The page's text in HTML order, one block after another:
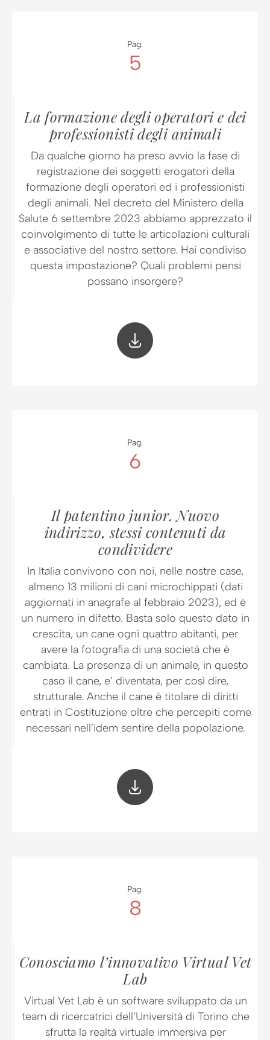
Pag.
5
La formazione degli operatori e dei
professionisti degli animali
Da qualche giorno ha preso avvio la fase di
registrazione dei soggetti erogatori della
formazione degli operatori ed i professionisti
degli animali. Nel decreto del Ministero della
Salute 6 settembre 2023 abbiamo apprezzato il
coinvolgimento di tutte le articolazioni culturali
e associative del nostro settore. Hai condiviso
questa impostazione? Quali problemi pensi
possano insorgere?
Pag.
6
Il patentino junior. Nuovo
indirizzo, stessi contenuti da
condividere
In Italia convivono con noi, nelle nostre case,
almeno 13 milioni di cani microchippati (dati
aggiornati in anagrafe al febbraio 2023), ed è
un numero in difetto. Basta solo questo dato in
crescita, un cane ogni quattro abitanti, per
avere la fotografia di una società che è
cambiata. La presenza di un animale, in questo
caso il cane, e’ diventata, per così dire,
strutturale. Anche il cane è titolare di diritti
entrati in Costituzione oltre che percepiti come
necessari nell’idem sentire della popolazione.
Pag.
8
Conosciamo l’innovativo Virtual Vet
Lab
Virtual Vet Lab è un software sviluppato da un
team di ricercatrici dell’Università di Torino che
sfrutta la realtà virtuale immersiva per